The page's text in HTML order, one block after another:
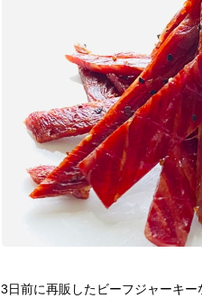
3日前に再販したビーフジャーキー